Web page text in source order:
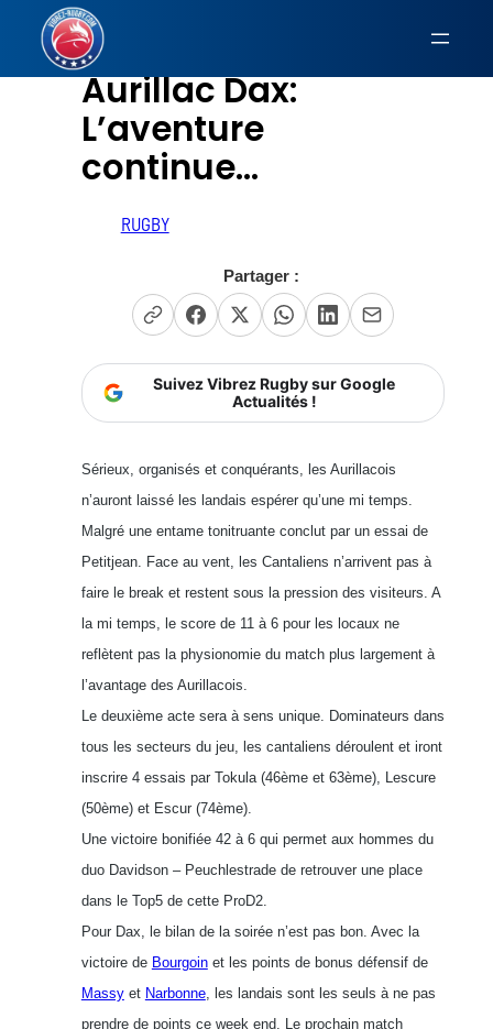
contenu
Aurillac Dax:
L’aventure
continue…
RUGBY
Partager :
Suivez Vibrez Rugby sur Google
Actualités !
Sérieux, organisés et conquérants, les Aurillacois
n’auront laissé les landais espérer qu’une mi temps.
Malgré une entame tonitruante conclut par un essai de
Petitjean. Face au vent, les Cantaliens n’arrivent pas à
faire le break et restent sous la pression des visiteurs. A
la mi temps, le score de 11 à 6 pour les locaux ne
reflètent pas la physionomie du match plus largement à
l’avantage des Aurillacois.
Le deuxième acte sera à sens unique. Dominateurs dans
tous les secteurs du jeu, les cantaliens déroulent et iront
inscrire 4 essais par Tokula (46ème et 63ème), Lescure
(50ème) et Escur (74ème).
Une victoire bonifiée 42 à 6 qui permet aux hommes du
duo Davidson – Peuchlestrade de retrouver une place
dans le Top5 de cette ProD2.
Pour Dax, le bilan de la soirée n’est pas bon. Avec la
victoire de Bourgoinet les points de bonus défensif de
Massyet Narbonne, les landais sont les seuls à ne pas
prendre de points ce week end. Le prochain match